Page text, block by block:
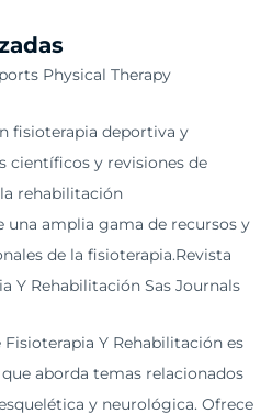
Physical Therapy
fisioterapia deportiva y
científicos y revisiones de
rehabilitación
una amplia gama de recursos y
de la fisioterapia.Revista
Y Rehabilitación Sas Journals
Y Rehabilitación es
aborda temas relacionados
y neurológica. Ofrece